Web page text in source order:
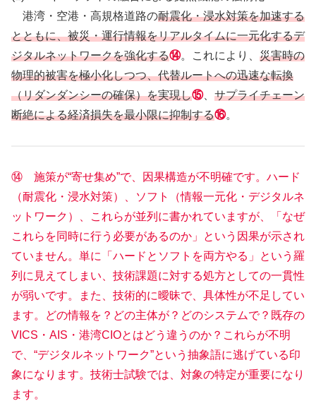
港湾・空港・高規格道路の耐震化・浸水対策を加速する
とともに、被災・運行情報をリアルタイムに一元化するデ
ジタルネットワークを強化する⑭。これにより、 災害時の
物理的被害を極小化しつつ、代替ルートへの迅速な転換
（リダンダンシーの確保）を実現し⑮、 サプライチェーン
断絶による経済損失を最小限に抑制する⑯。
⑭ 施策が“寄せ集め”で、因果構造が不明確です。ハード
（耐震化・浸水対策）、ソフト（情報一元化・デジタルネ
ットワーク）、これらが並列に書かれていますが、「なぜ
これらを同時に行う必要があるのか」という因果が示され
ていません。単に「ハードとソフトを両方やる」という羅
列に見えてしまい、技術課題に対する処方としての一貫性
が弱いです。また、技術的に曖昧で、具体性が不足してい
ます。どの情報を？どの主体が？どのシステムで？既存の
VICS・AIS・港湾CIOとはどう違うのか？これらが不明
で、“デジタルネットワーク”という抽象語に逃げている印
象になります。技術士試験では、対象の特定が重要になり
ます。